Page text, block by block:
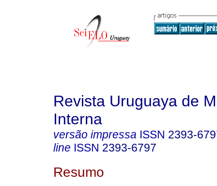
Revista Uruguaya de
Interna
versão impressa ISSN 2393-
line ISSN 2393-6797
Resumo